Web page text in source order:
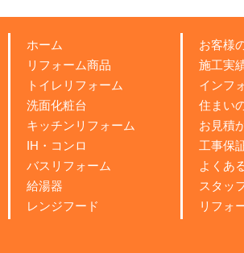
ホーム
リフォーム商品
トイレリフォーム
洗面化粧台
キッチンリフォーム
IH・コンロ
バスリフォーム
給湯器
レンジフード
お客様
施工実
インフ
住まい
お見積
工事保
よくあ
スタッ
リフォ